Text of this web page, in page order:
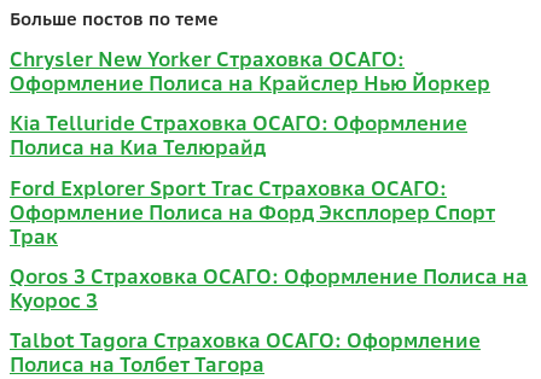
Больше постов по теме
Chrysler New Yorker Страховка ОСАГО:
Оформление Полиса на Крайслер Нью Йоркер
Kia Telluride Страховка ОСАГО: Оформление
Полиса на Киа Телюрайд
Ford Explorer Sport Trac Страховка ОСАГО:
Оформление Полиса на Форд Эксплорер Спорт
Трак
Qoros 3 Страховка ОСАГО: Оформление Полиса на
Куорос 3
Talbot Tagora Страховка ОСАГО: Оформление
Полиса на Толбет Тагора